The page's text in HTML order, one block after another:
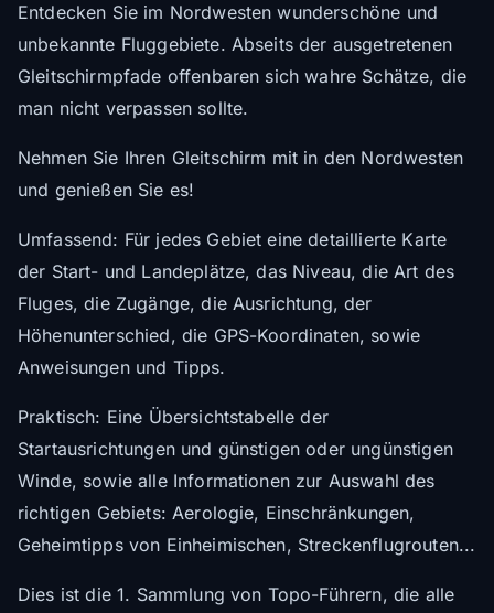
Entdecken Sie im Nordwesten wunderschöne und
unbekannte Fluggebiete. Abseits der ausgetretenen
Gleitschirmpfade offenbaren sich wahre Schätze, die
man nicht verpassen sollte.
Nehmen Sie Ihren Gleitschirm mit in den Nordwesten
und genießen Sie es!
Umfassend: Für jedes Gebiet eine detaillierte Karte
der Start- und Landeplätze, das Niveau, die Art des
Fluges, die Zugänge, die Ausrichtung, der
Höhenunterschied, die GPS-Koordinaten, sowie
Anweisungen und Tipps.
Praktisch: Eine Übersichtstabelle der
Startausrichtungen und günstigen oder ungünstigen
Winde, sowie alle Informationen zur Auswahl des
richtigen Gebiets: Aerologie, Einschränkungen,
Geheimtipps von Einheimischen, Streckenflugrouten...
Dies ist die 1. Sammlung von Topo-Führern, die alle